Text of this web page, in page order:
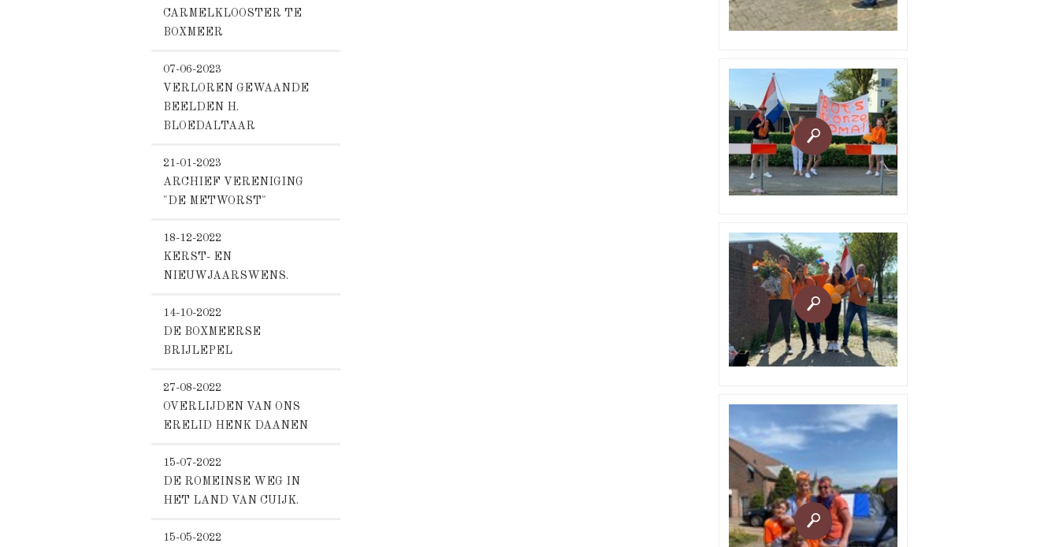
CARMELKLOOSTER TE
BOXMEER
07-06-2023
VERLOREN GEWAANDE
BEELDEN H.
BLOEDALTAAR
21-01-2023
ARCHIEF VERENIGING
"DE METWORST"
18-12-2022
KERST- EN
NIEUWJAARSWENS.
14-10-2022
DE BOXMEERSE
BRIJLEPEL
27-08-2022
OVERLIJDEN VAN ONS
ERELID HENK DAANEN
15-07-2022
DE ROMEINSE WEG IN
HET LAND VAN CUIJK.
15-05-2022